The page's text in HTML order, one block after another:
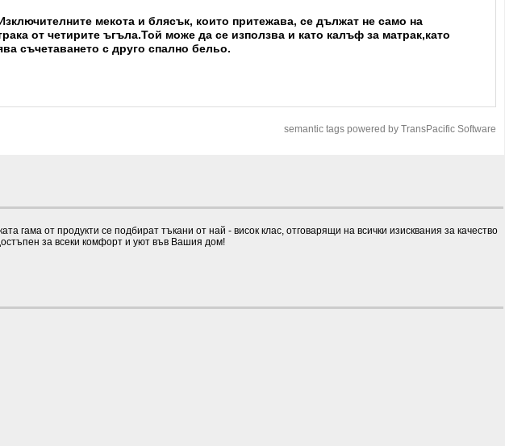
мекота и блясък, които притежава, се дължат не само на
от четирите ъгъла.Той може да се използва и като калъф за матрак,като
съчетаването с друго спално бельо.
semantic tags powered by TransPacific Software
от продукти се подбират тъкани от най - висок клас, отговарящи на всички изисквания за качество
за всеки комфорт и уют във Вашия дом!